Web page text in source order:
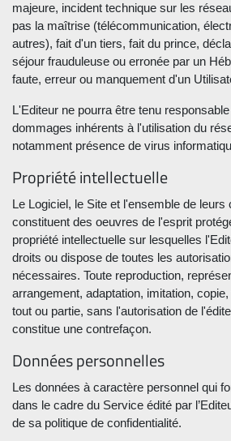
majeure, incident technique sur les
pas la maîtrise (télécommunication,
autres), fait d'un tiers, fait du prince,
séjour frauduleuse ou erronée par un
faute, erreur ou manquement d'un
L'Editeur ne pourra être tenu
dommages inhérents à l'utilisation du
notamment présence de virus
Propriété intellectuelle
Le Logiciel, le Site et l'ensemble de leurs
constituent des oeuvres de l'esprit
propriété intellectuelle sur lesquelles
droits ou dispose de toutes les
nécessaires. Toute reproduction,
arrangement, adaptation, imitation,
tout ou partie, sans l'autorisation de
constitue une contrefaçon.
Données personnelles
Les données à caractère personnel qui
dans le cadre du Service édité par
de sa politique de confidentialité.